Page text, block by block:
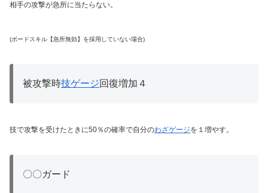
相手の攻撃が急所に当たらない。
(ボードスキル【急所無効】を採用していない場合)
被攻撃時技ゲージ回復増加４
技で攻撃を受けたときに50％の確率で自分のわざゲージを１増やす。
〇〇ガード